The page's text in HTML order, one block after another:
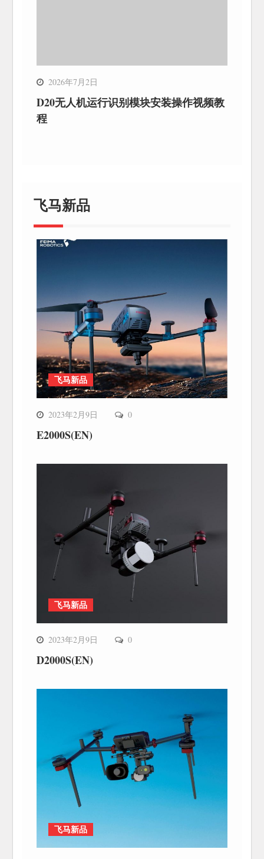
2026年7月2日
D20无人机运行识别模块安装操作视频教
程
飞马新品
飞马新品
2023年2月9日 0
E2000S(EN)
飞马新品
2023年2月9日 0
D2000S(EN)
飞马新品